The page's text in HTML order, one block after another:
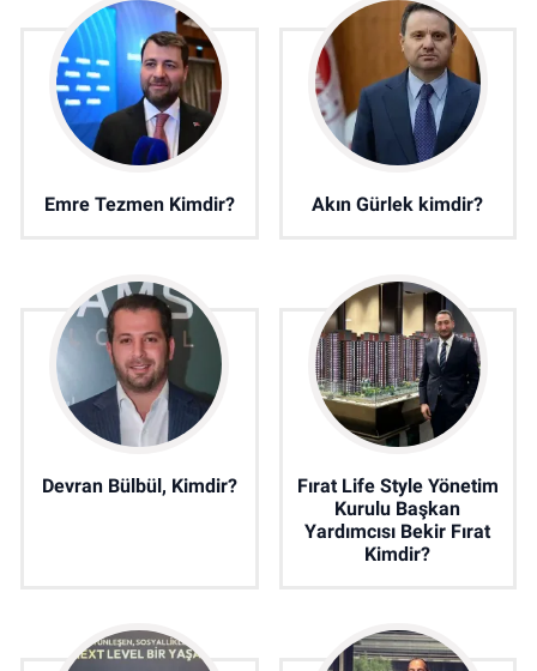
Emre Tezmen Kimdir? Akın Gürlek kimdir?
Devran Bülbül, Kimdir?
Fırat Life Style Yönetim
Kurulu Başkan
Yardımcısı Bekir Fırat
Kimdir?